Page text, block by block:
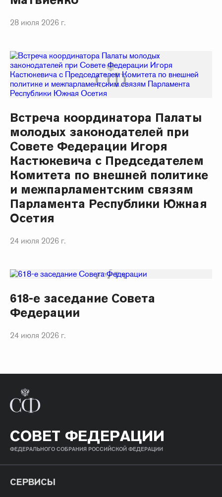
28 июля 2026 г.
Встреча координатора Палаты
молодых законодателей при
Совете Федерации Игоря
Кастюкевича с Председателем
Комитета по внешней политике
и межпарламентским связям
Парламента Республики Южная
Осетия
24 июля 2026 г.
618-е заседание Совета
Федерации
24 июля 2026 г.
СОВЕТ ФЕДЕРАЦИИ
ФЕДЕРАЛЬНОГО СОБРАНИЯ РОССИЙСКОЙ ФЕДЕРАЦИИ
СЕРВИСЫ